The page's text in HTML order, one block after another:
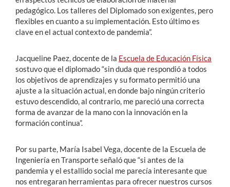
pedagógico. Los talleres del Diplomado son exigentes, pero
flexibles en cuanto a su implementación. Esto último es
clave en el actual contexto de pandemia”.
Jacqueline Paez, docente de la Escuela de Educación Física
sostuvo que el diplomado “sin duda que respondió a todos
los objetivos de aprendizajes y su formato permitió una
ajuste a la situación actual, en donde bajo ningún criterio
estuvo descendido, al contrario, me pareció una correcta
forma de avanzar de la mano con la innovación en la
formación continua”.
Por su parte, María Isabel Vega, docente de la Escuela de
Ingeniería en Transporte señaló que “si antes de la
pandemia y el estallido social me parecía interesante que
nos entregaran herramientas para ofrecer nuestros cursos